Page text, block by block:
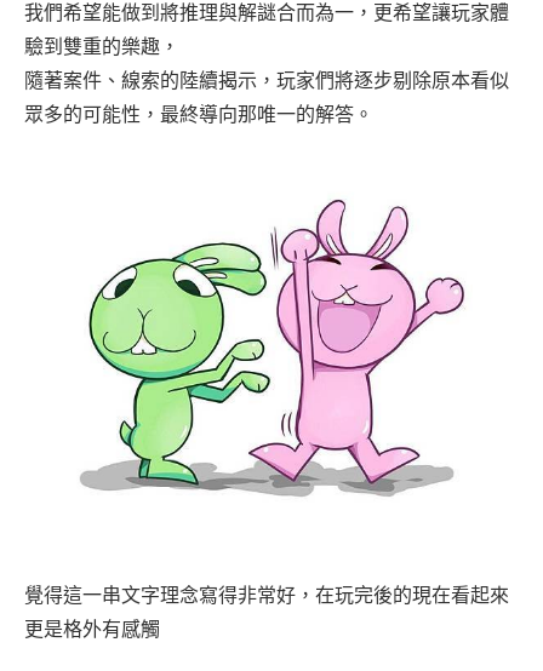
我們希望能做到將推理與解謎合而為一，更希望讓玩家體
驗到雙重的樂趣，
隨著案件、線索的陸續揭示，玩家們將逐步剔除原本看似
眾多的可能性，最終導向那唯一的解答。
覺得這一串文字理念寫得非常好，在玩完後的現在看起來
更是格外有感觸